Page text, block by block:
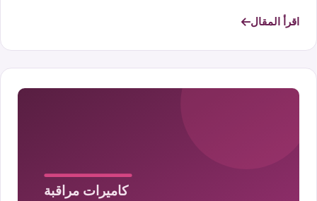
اقرأ المقال